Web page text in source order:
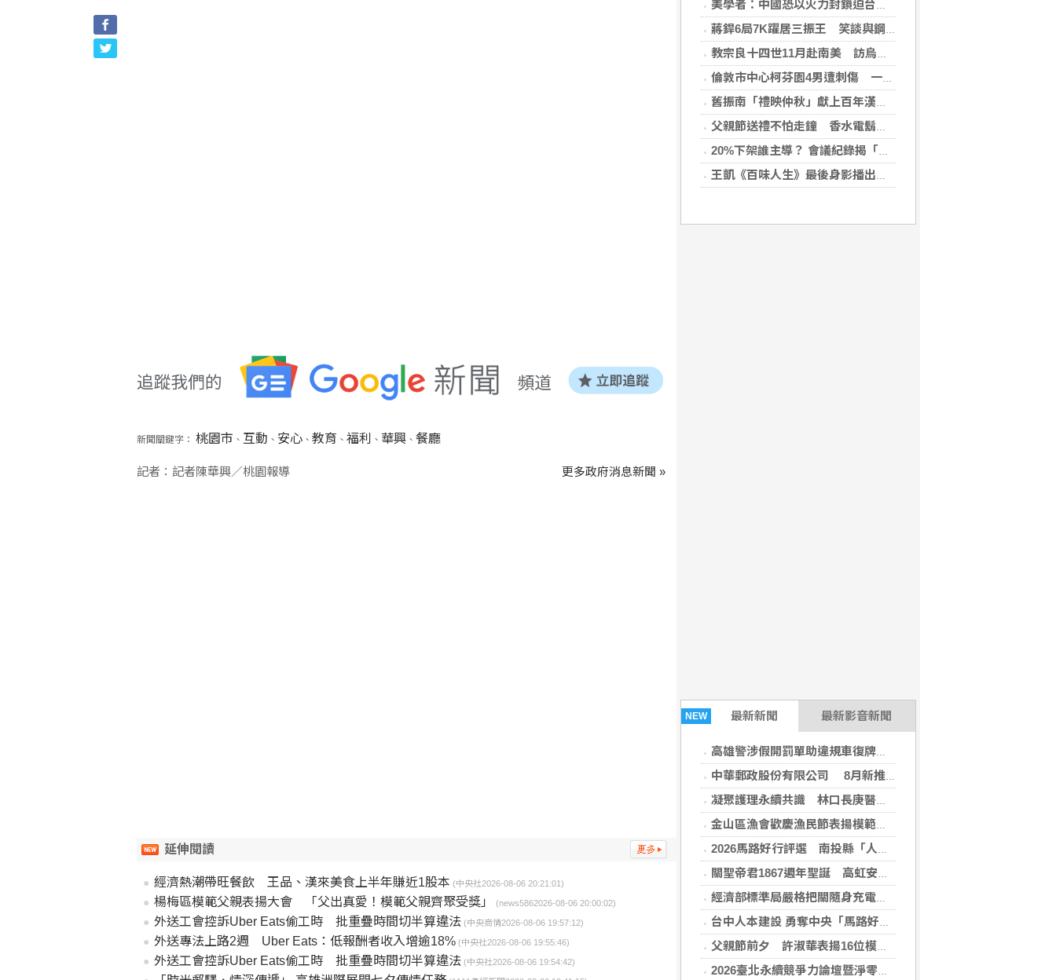
美學者：中國恐以火力封鎖迫台屈服 降低國際介入可能
蔣銲6局7K躍居三振王 笑談與鋼龍良性競爭
教宗良十四世11月赴南美 訪烏拉圭、阿根廷和秘魯
倫敦市中心柯芬園4男遭刺傷 一女涉持械攻擊被捕
舊振南「禮映仲秋」獻上百年漢餅心意 百日紅豆入餡經典蛋黃酥、噶瑪蘭聯名月餅、獨特人氣款必嚐
父親節送禮不怕走鐘 香水電鬍刀千年不敗
20%下架誰主導？ 會議紀錄揭「食安辦」提全面下架會牽連下游
王凱《百味人生》最後身影播出！夏宇禾捧信哭喊愛意 劇迷全破防
NEW 最新新聞 最新影音新聞
高雄警涉假開罰單助違規車復牌 喊思覺失調、智商51遭法院打臉維持原判
中華郵政股份有限公司 8月新推出繽紛手繪風 10款經典夜市小吃郵票
凝聚護理永續共識 林口長庚醫院攜手各界共創健康台灣
金山區漁會歡慶漁民節表揚模範漁民 重現百年蹦火仔震撼魅力「火光紀事」開展
2026馬路好行評選 南投縣「人本交通有GO行」獲獎
關聖帝君1867週年聖誕 高虹安參香祈福
經濟部標準局嚴格把關隨身充電式電器商品安全
台中人本建設 勇奪中央「馬路好行」10項大獎
父親節前夕 許淑華表揚16位模範父親
2026臺北永續競爭力論壇暨淨零行動特展》松山文創登場！ 企業、市民化身淨零英雄，成就臺北永續未來
新聞關鍵字： 桃園市 、 互動 、 安心、 教育 、 福利 、 華興、 餐廳
記者：記者陳華興／桃園報導 更多政府消息新聞 »
延伸閱讀
經濟熱潮帶旺餐飲 王品、漢來美食上半年賺近1股本 (中央社2026-08-06 20:21:01)
楊梅區模範父親表揚大會 「父出真愛！模範父親齊聚受獎」 (news5862026-08-06 20:00:02)
外送工會控訴Uber Eats偷工時 批重疊時間切半算違法 (中央商情2026-08-06 19:57:12)
外送專法上路2週 Uber Eats：低報酬者收入增逾18% (中央社2026-08-06 19:55:46)
外送工會控訴Uber Eats偷工時 批重疊時間切半算違法 (中央社2026-08-06 19:54:42)